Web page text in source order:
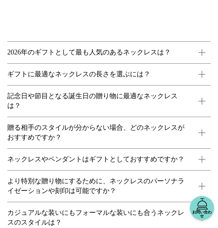
2026年のギフトとして最も人気のあるネックレスは？
ギフトに最適なネックレスの長さを選ぶには？
記念日や節目となる誕生日の贈り物に最適なネックレス
は？
贈る相手のスタイルが分からない場合、どのネックレスが
おすすめですか？
ネックレスやペンダントはギフトとしておすすめですか？
より特別な贈り物にするために、ネックレスのパーソナラ
イゼーションや刻印は可能ですか？
カジュアルな装いにもフォーマルな装いにも合うネックレ
スのスタイルは？
お問い合わ
せ